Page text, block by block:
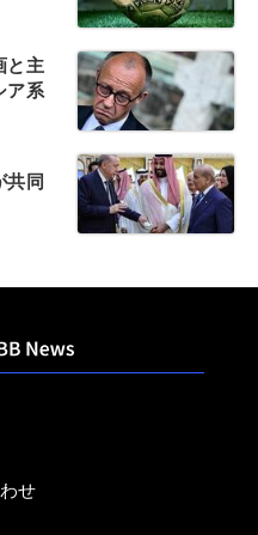
と主
ア系
共同
せ